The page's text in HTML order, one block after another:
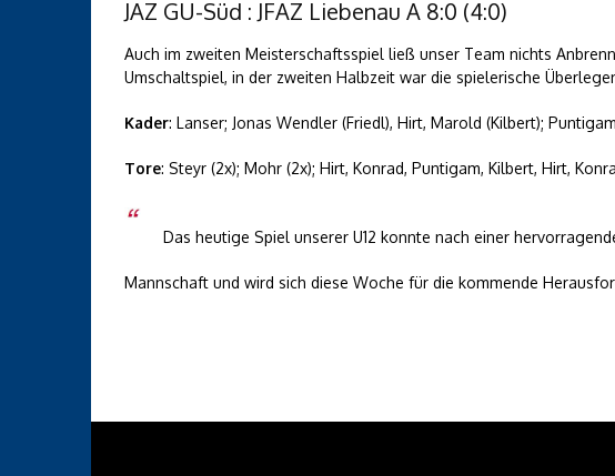
JAZ GU-Süd : JFAZ Liebenau A 8:0 (4:0)
Auch im zweiten Meisterschaftsspiel ließ unser Team nichts
Umschaltspiel, in der zweiten Halbzeit war die spielerische
Kader: Lanser; Jonas Wendler (Friedl), Hirt, Marold (Kilbert);
Tore: Steyr (2x); Mohr (2x); Hirt, Konrad, Puntigam, Kilbert, Hirt,
Das heutige Spiel unserer U12 konnte nach einer
Mannschaft und wird sich diese Woche für die kommende